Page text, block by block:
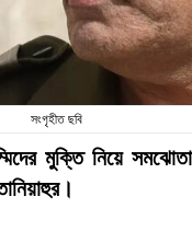
সংগৃহীত ছবি
মুক্তি নিয়ে